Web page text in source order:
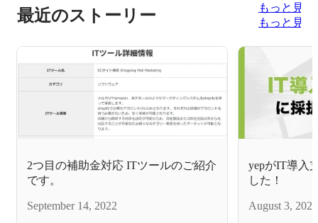
最近のストーリー
もっと見る
もっと見る
2つ目の補助金対応 ITツールのご紹介
です。
September 14, 2022
yepがIT導入
した！
August 3, 2022